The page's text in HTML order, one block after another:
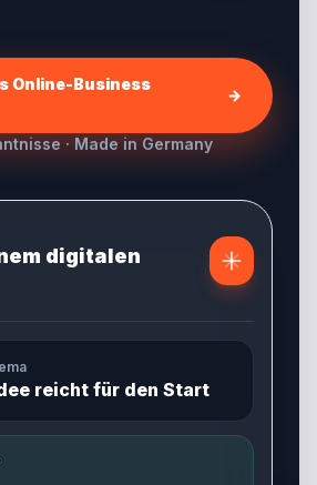
Online-Business
→
· Made in Germany
digitalen
reicht für den Start